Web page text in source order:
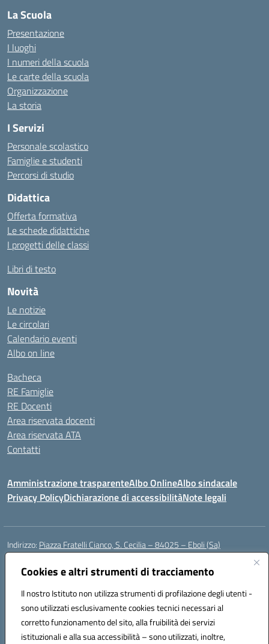
Cookies e altri strumenti di tracciamento
Il nostro Istituto non utilizza strumenti di profilazione degli utenti -
sono utilizzati esclusivamente cookies tecnici necessari al
corretto funzionamento del sito, alla fruibilità dei servizi
istituzionali e alla sua accessibilità – sono utilizzati, inoltre,
La Scuola
Presentazione
I luoghi
I numeri della scuola
Le carte della scuola
Organizzazione
La storia
I Servizi
Personale scolastico
Famiglie e studenti
Percorsi di studio
Didattica
Offerta formativa
Le schede didattiche
I progetti delle classi
Libri di testo
Novità
Le notizie
Le circolari
Calendario eventi
Albo on line
Bacheca
RE Famiglie
RE Docenti
Area riservata docenti
Area riservata ATA
Contatti
Amministrazione trasparenteAlbo OnlineAlbo sindacale
Privacy PolicyDichiarazione di accessibilitàNote legali
Indirizzo: Piazza Fratelli Cianco, S. Cecilia – 84025 – Eboli (Sa)
Centralino:
Posta elettronica certificata (PEC):saic81900c@pec.istruzione.it
Codice fiscale: 91028680659
Codice meccanografico:SAIC81900C
Codice Indice delle Pubbliche Amministrazioni (IPA): istsc_saic81900c
Codice unico di fatturazione (CUF): UFWGMO